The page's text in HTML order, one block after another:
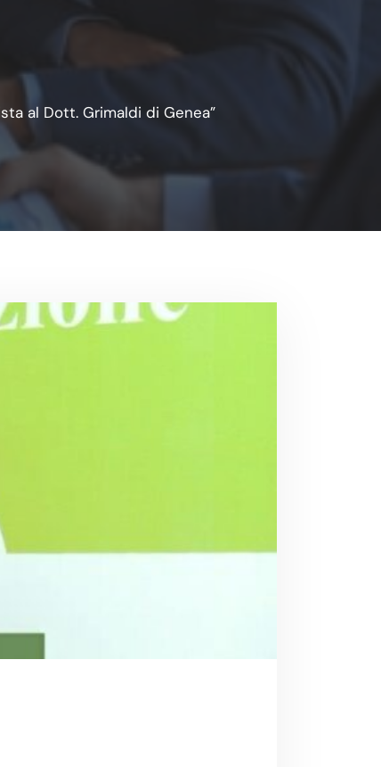
al Dott. Grimaldi di Genea”